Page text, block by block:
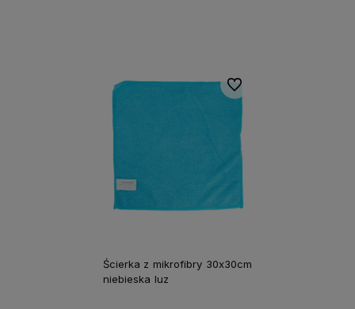
Ścierka z mikrofibry 30x30cm
niebieska luz
Do ulubionych